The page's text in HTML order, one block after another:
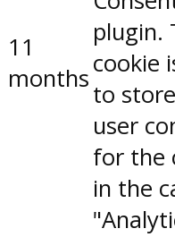
11
months
plugin.
cookie
to
user
for the
in the